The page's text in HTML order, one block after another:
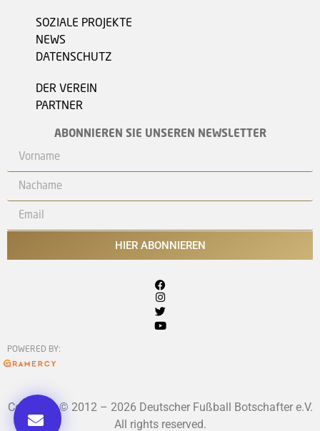
SOZIALE PROJEKTE
NEWS
DATENSCHUTZ
DER VEREIN
PARTNER
ABONNIEREN SIE UNSEREN NEWSLETTER
HIER ABONNIEREN
POWERED BY:
Copyright © 2012 – 2026 Deutscher Fußball Botschafter e.V.
All rights reserved.